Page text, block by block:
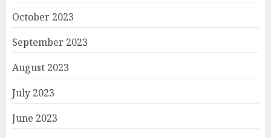
October 2023
September 2023
August 2023
July 2023
June 2023